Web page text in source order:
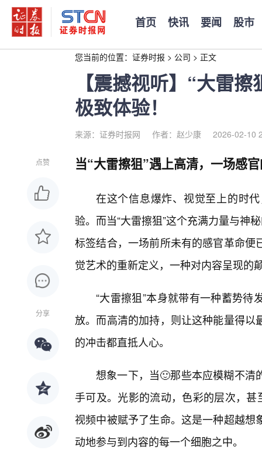
首页 快讯 要闻 股市
您当前的位置： 证券时报 > 公司 > 正文
【震撼视听】“大雷
极致体验！
来源：证券时报网 作者：赵少康 2026-02-10
点赞
分享
当“大雷擦狙”遇上高清，一场感
在这个信息爆炸、视觉至上的时
验。而当“大雷擦狙”这个充满力量与神
标签结合，一场前所未有的感官革命
觉艺术的重新定义，一种对内容呈现的
“大雷擦狙”本身就带有一种蓄势
放。而高清的加持，则让这种能量得
的冲击都直抵人心。
想象一下，当🙂那些本应模糊不清
手可及。光影的流动，色彩的层次，
视频中被赋予了生命。这是一种超越
动地参与到内容的每一个细胞之中。